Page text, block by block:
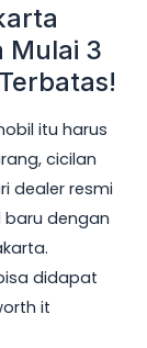
Mulai 3
itu harus
cicilan
dealer resmi
baru dengan
didapat
it